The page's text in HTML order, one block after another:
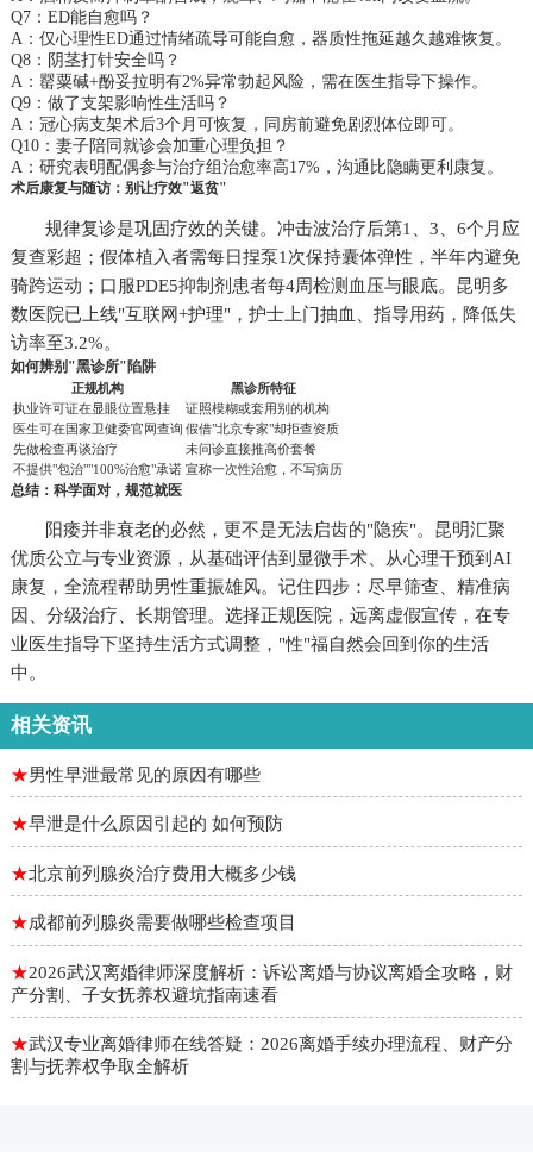
Q7：ED能自愈吗？
A：仅心理性ED通过情绪疏导可能自愈，器质性拖延越久越难恢复。
Q8：阴茎打针安全吗？
A：罂粟碱+酚妥拉明有2%异常勃起风险，需在医生指导下操作。
Q9：做了支架影响性生活吗？
A：冠心病支架术后3个月可恢复，同房前避免剧烈体位即可。
Q10：妻子陪同就诊会加重心理负担？
A：研究表明配偶参与治疗组治愈率高17%，沟通比隐瞒更利康复。
术后康复与随访：别让疗效"返贫"
规律复诊是巩固疗效的关键。冲击波治疗后第1、3、6个月应
复查彩超；假体植入者需每日捏泵1次保持囊体弹性，半年内避免
骑跨运动；口服PDE5抑制剂患者每4周检测血压与眼底。昆明多
数医院已上线"互联网+护理"，护士上门抽血、指导用药，降低失
访率至3.2%。
如何辨别"黑诊所"陷阱
正规机构
黑诊所特征
执业许可证在显眼位置悬挂
证照模糊或套用别的机构
医生可在国家卫健委官网查询 假借"北京专家"却拒查资质
先做检查再谈治疗
未问诊直接推高价套餐
不提供"包治""100%治愈"承诺 宣称一次性治愈，不写病历
总结：科学面对，规范就医
阳痿并非衰老的必然，更不是无法启齿的"隐疾"。昆明汇聚
优质公立与专业资源，从基础评估到显微手术、从心理干预到AI
康复，全流程帮助男性重振雄风。记住四步：尽早筛查、精准病
因、分级治疗、长期管理。选择正规医院，远离虚假宣传，在专
业医生指导下坚持生活方式调整，"性"福自然会回到你的生活
中。
相关资讯
★男性早泄最常见的原因有哪些
★早泄是什么原因引起的 如何预防
★北京前列腺炎治疗费用大概多少钱
★成都前列腺炎需要做哪些检查项目
★2026武汉离婚律师深度解析：诉讼离婚与协议离婚全攻略，财
产分割、子女抚养权避坑指南速看
★武汉专业离婚律师在线答疑：2026离婚手续办理流程、财产分
割与抚养权争取全解析